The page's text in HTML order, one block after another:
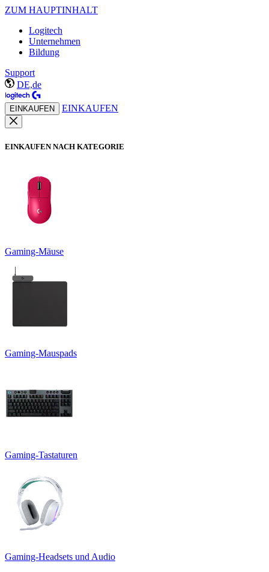
ZUM HAUPTINHALT
Logitech
Unternehmen
Bildung
Support
DE,de
EINKAUFEN EINKAUFEN
EINKAUFEN NACH KATEGORIE
Gaming-Mäuse
Gaming-Mauspads
Gaming-Tastaturen
Gaming-Headsets und Audio